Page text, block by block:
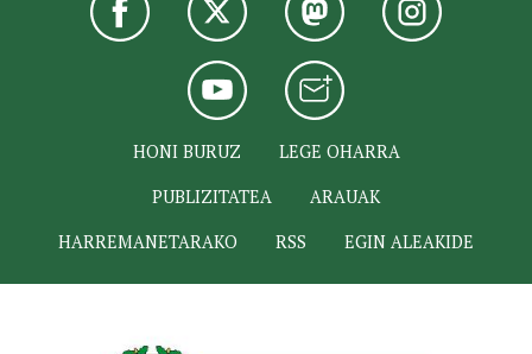
HONI BURUZ
LEGE OHARRA
PUBLIZITATEA
ARAUAK
HARREMANETARAKO
RSS EGIN ALEAKIDE